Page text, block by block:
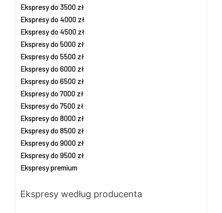
Ekspresy do 3500 zł
Ekspresy do 4000 zł
Ekspresy do 4500 zł
Ekspresy do 5000 zł
Ekspresy do 5500 zł
Ekspresy do 6000 zł
Ekspresy do 6500 zł
Ekspresy do 7000 zł
Ekspresy do 7500 zł
Ekspresy do 8000 zł
Ekspresy do 8500 zł
Ekspresy do 9000 zł
Ekspresy do 9500 zł
Ekspresy premium
Ekspresy według producenta